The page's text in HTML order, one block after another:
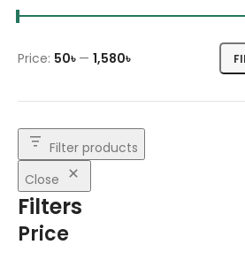
Price: 50৳— 1,580৳
Filter products
Close
Filters
Price